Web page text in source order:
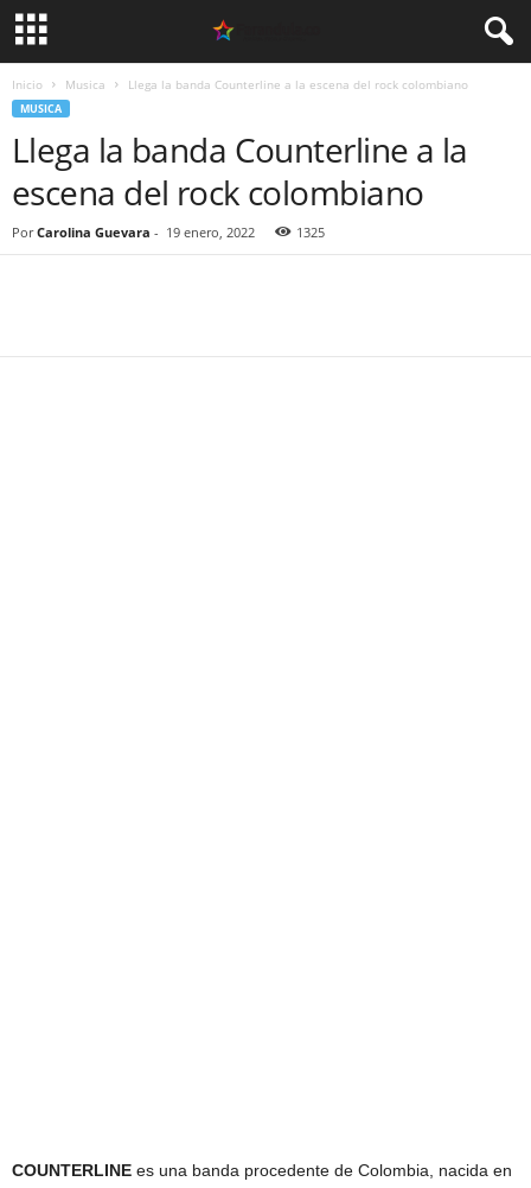
Inicio Musica Llega la banda Counterline a la escena del rock colombiano
MUSICA
Llega la banda Counterline a la
escena del rock colombiano
Por Carolina Guevara - 19 enero, 2022 1325
COUNTERLINE es una banda procedente de Colombia, nacida en